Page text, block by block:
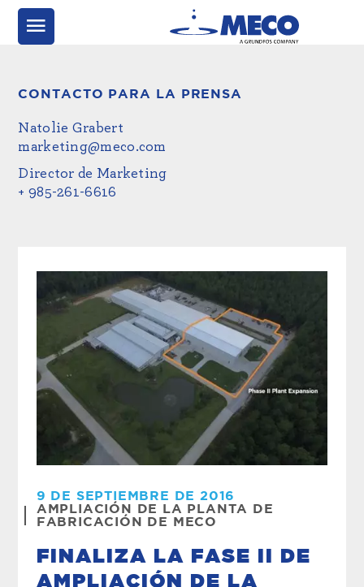
CONTACTO PARA LA PRENSA
Natolie Grabert
marketing@meco.com
Director de Marketing
+ 985-261-6616
9 DE SEPTIEMBRE DE 2016
AMPLIACIÓN DE LA PLANTA DE
FABRICACIÓN DE MECO
FINALIZA LA FASE II DE
AMPLIACIÓN DE LA